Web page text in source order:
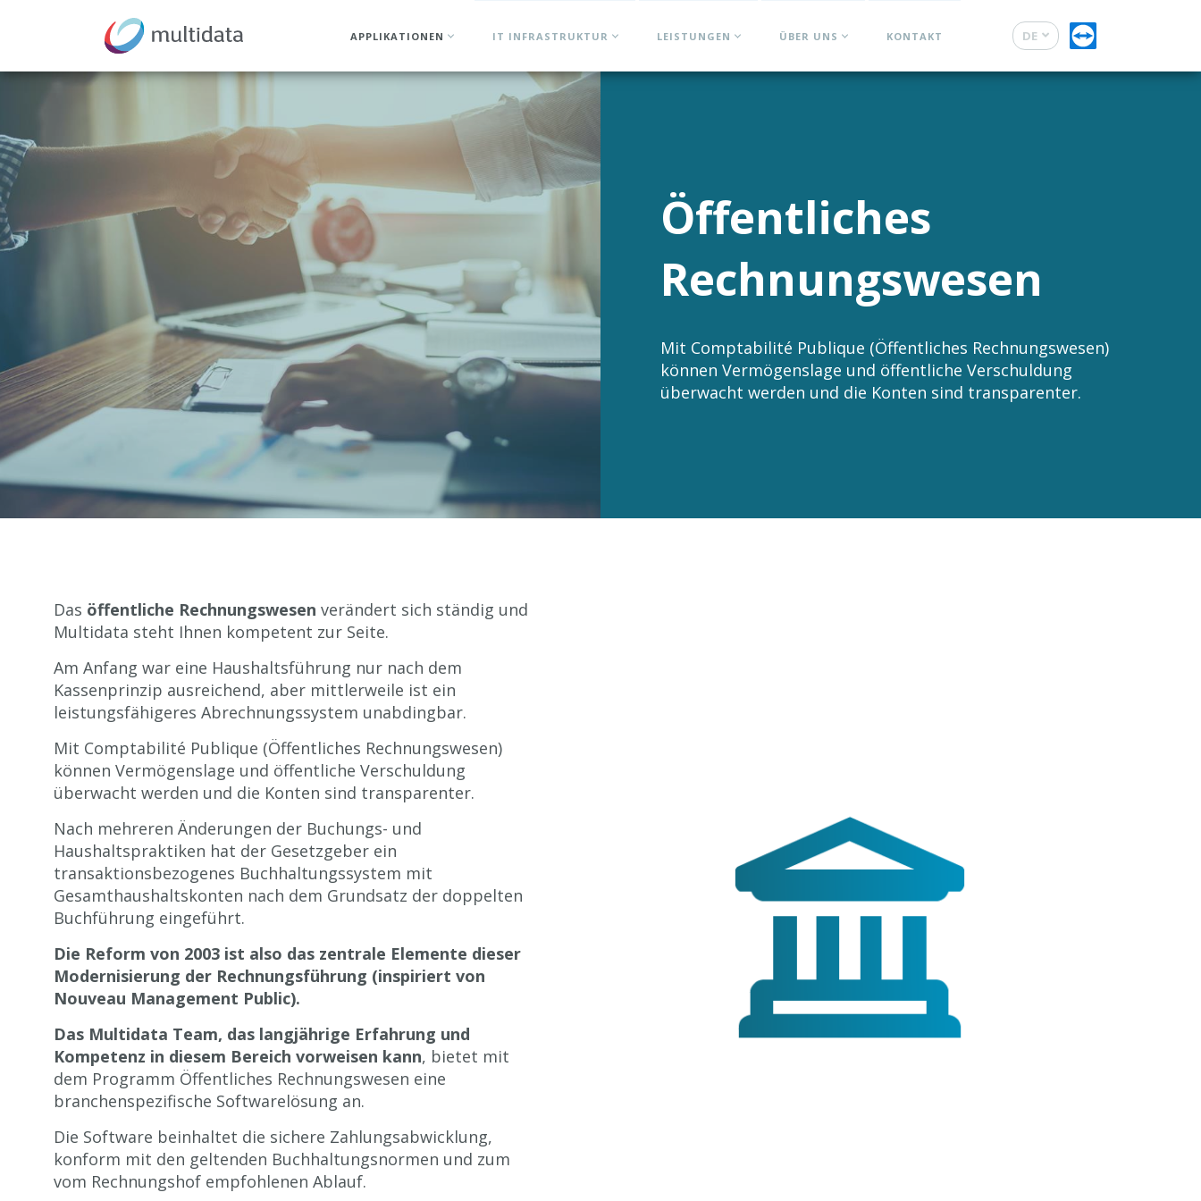
DE
APPLIKATIONEN IT INFRASTRUKTUR LEISTUNGEN ÜBER UNS KONTAKT
Öffentliches
Rechnungswesen
Mit Comptabilité Publique (Öffentliches Rechnungswesen)
können Vermögenslage und öffentliche Verschuldung
überwacht werden und die Konten sind transparenter.
Das öffentliche Rechnungswesen verändert sich ständig und
Multidata steht Ihnen kompetent zur Seite.
Am Anfang war eine Haushaltsführung nur nach dem
Kassenprinzip ausreichend, aber mittlerweile ist ein
leistungsfähigeres Abrechnungssystem unabdingbar.
Mit Comptabilité Publique (Öffentliches Rechnungswesen)
können Vermögenslage und öffentliche Verschuldung
überwacht werden und die Konten sind transparenter.
Nach mehreren Änderungen der Buchungs- und
Haushaltspraktiken hat der Gesetzgeber ein
transaktionsbezogenes Buchhaltungssystem mit
Gesamthaushaltskonten nach dem Grundsatz der doppelten
Buchführung eingeführt.
Die Reform von 2003 ist also das zentrale Elemente dieser
Modernisierung der Rechnungsführung (inspiriert von
Nouveau Management Public).
Das Multidata Team, das langjährige Erfahrung und
Kompetenz in diesem Bereich vorweisen kann, bietet mit
dem Programm Öffentliches Rechnungswesen eine
branchenspezifische Softwarelösung an.
Die Software beinhaltet die sichere Zahlungsabwicklung,
konform mit den geltenden Buchhaltungsnormen und zum
vom Rechnungshof empfohlenen Ablauf.